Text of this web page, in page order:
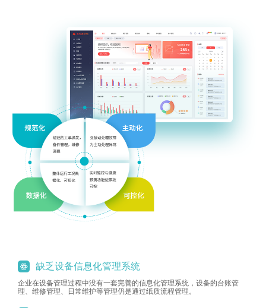
缺乏设备信息化管理系统
企业在设备管理过程中没有一套完善的信息化管理系统，设备的台账管
理、维修管理、日常维护等管理仍是通过纸质流程管理。